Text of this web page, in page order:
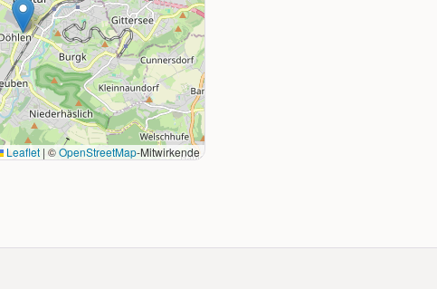
Leaflet | ©OpenStreetMap-Mitwirkende